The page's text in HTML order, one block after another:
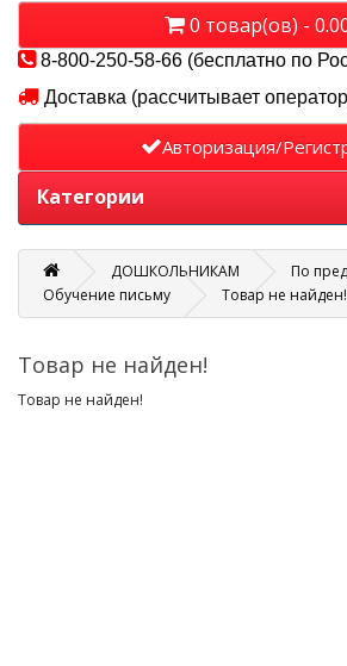
0 товар(ов) -
8-800-250-58-66 (бесплатно по
Доставка (рассчитывает
Авторизация/
Категории
ДОШКОЛЬНИКАМ
По
Обучение письму
Товар не найден!
Товар не найден!
Товар не найден!